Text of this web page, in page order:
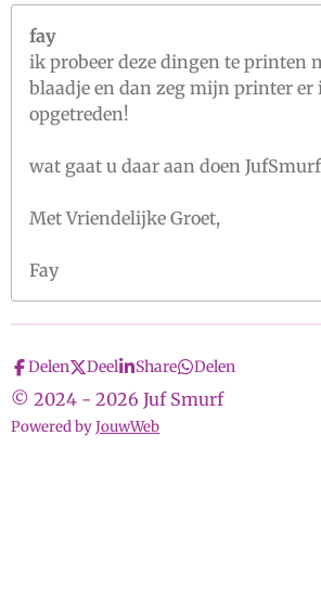
fay
ik probeer deze dingen te printen
blaadje en dan zeg mijn printer er
opgetreden!
wat gaat u daar aan doen
Met Vriendelijke Groet,
Fay
Delen Deel Share Delen
© 2024 - 2026 Juf Smurf
Powered byJouwWeb